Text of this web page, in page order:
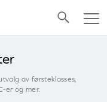
av førsteklasses,
er og mer.